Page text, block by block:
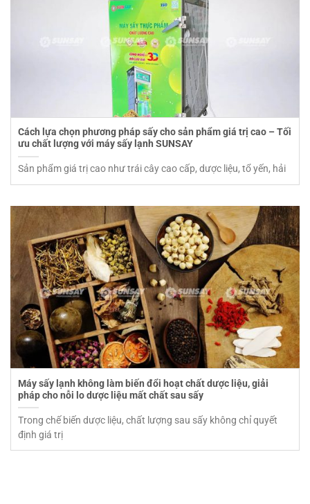
Cách lựa chọn phương pháp sấy cho sản phẩm giá trị cao – Tối
ưu chất lượng với máy sấy lạnh SUNSAY
Sản phẩm giá trị cao như trái cây cao cấp, dược liệu, tổ yến, hải
Máy sấy lạnh không làm biến đổi hoạt chất dược liệu, giải
pháp cho nỗi lo dược liệu mất chất sau sấy
Trong chế biến dược liệu, chất lượng sau sấy không chỉ quyết
định giá trị